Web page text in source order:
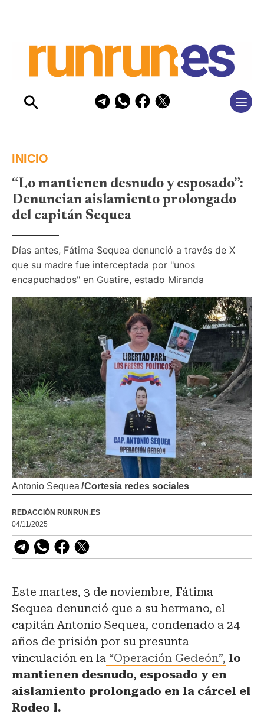
INICIO
“Lo mantienen desnudo y esposado”:
Denuncian aislamiento prolongado
del capitán Sequea
Días antes, Fátima Sequea denunció a través de X
que su madre fue interceptada por "unos
encapuchados" en Guatire, estado Miranda
Antonio Sequea /Cortesía redes sociales
REDACCIÓN RUNRUN.ES
04/11/2025
Este martes, 3 de noviembre, Fátima
Sequea denunció que a su hermano, el
capitán Antonio Sequea, condenado a 24
años de prisión por su presunta
vinculación en la “Operación Gedeón”, lo
mantienen desnudo, esposado y en
aislamiento prolongado en la cárcel el
Rodeo I.